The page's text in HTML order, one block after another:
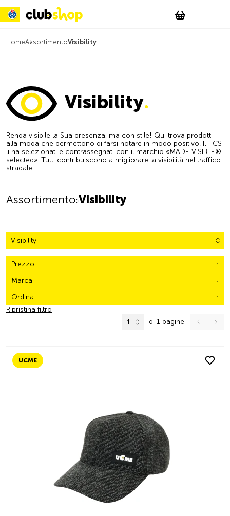
Account
WishList
HomeAssortimentoVisibility
Visibility.
Renda visibile la Sua presenza, ma con stile! Qui trova prodotti
alla moda che permettono di farsi notare in modo positivo. Il TCS
li ha selezionati e contrassegnati con il marchio «MADE VISIBLE®
selected». Tutti contribuiscono a migliorare la visibilità nel traffico
stradale.
Assortimento Visibility
Visibility
Prezzo
Marca
Ordina
Ripristina filtro
1
di 1 pagine
UCME